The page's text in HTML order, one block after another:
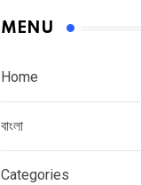
MENU
Home
বাংলা
Categories